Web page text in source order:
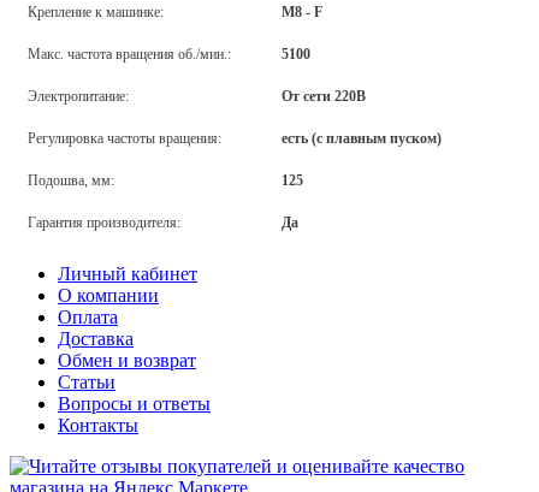
Крепление к машинке: М8 - F
Макс. частота вращения об./мин.: 5100
Электропитание: От сети 220В
Регулировка частоты вращения: есть (с плавным пуском)
Подошва, мм: 125
Гарантия производителя: Да
Личный кабинет
О компании
Оплата
Доставка
Обмен и возврат
Статьи
Вопросы и ответы
Контакты